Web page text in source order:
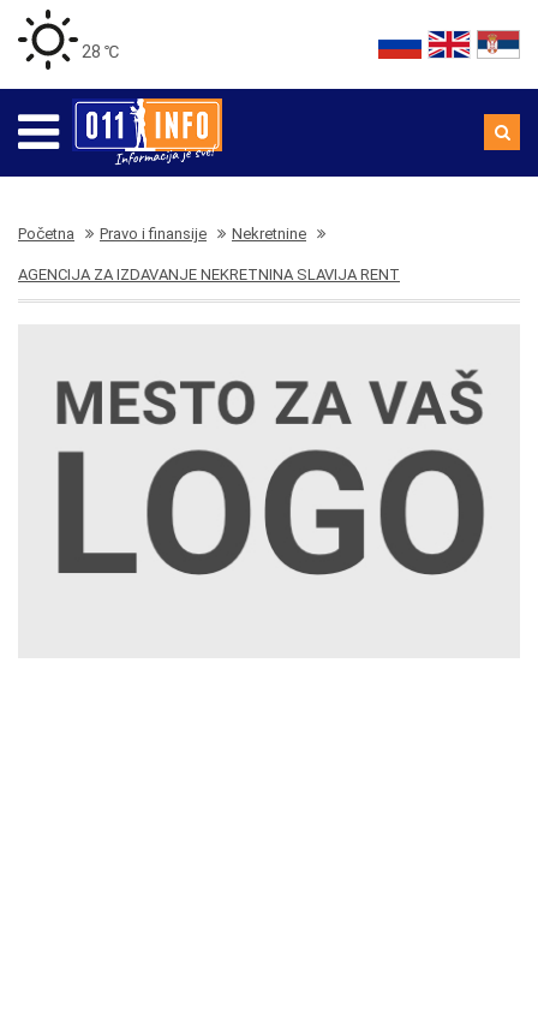
28 ℃
Početna Pravo i finansije Nekretnine
AGENCIJA ZA IZDAVANJE NEKRETNINA SLAVIJA RENT